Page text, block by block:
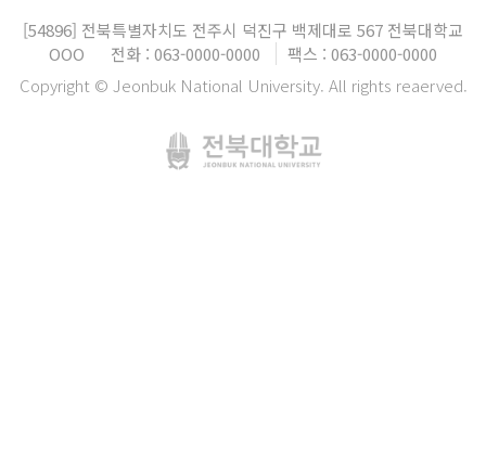
[54896] 전북특별자치도 전주시 덕진구 백제대로 567 전북대학교
OOO
전화 : 063-0000-0000
팩스 : 063-0000-0000
Copyright © Jeonbuk National University. All rights reaerved.